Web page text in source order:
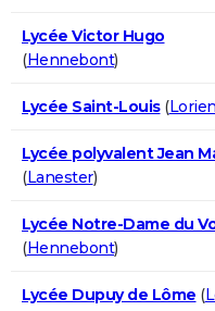
Lycée Victor Hugo
(Hennebont)
Lycée Saint-Louis(
Lycée polyvalent Jean
(Lanester)
Lycée Notre-Dame du
(Hennebont)
Lycée Dupuy de Lôme (